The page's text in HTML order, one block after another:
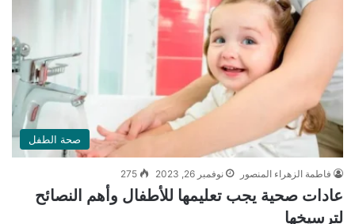
صحة الطفل
فاطمة الزهراء المنصور نوفمبر 26, 2023 275
عادات صحية يجب تعليمها للأطفال وأهم النصائح
لترسيخها